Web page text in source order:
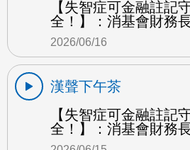
【失智症可金融註記
全！】：消基會財務
2026/06/16
漢聲下午茶
【失智症可金融註記
全！】：消基會財務